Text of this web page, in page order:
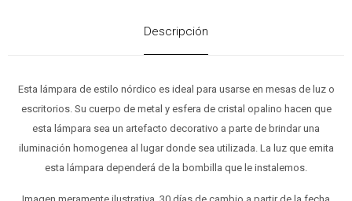
Descripción
Esta lámpara de estilo nórdico es ideal para usarse en mesas de luz o
escritorios. Su cuerpo de metal y esfera de cristal opalino hacen que
esta lámpara sea un artefacto decorativo a parte de brindar una
iluminación homogenea al lugar donde sea utilizada. La luz que emita
esta lámpara dependerá de la bombilla que le instalemos.